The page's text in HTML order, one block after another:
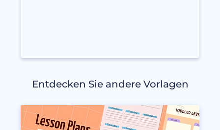
Entdecken Sie andere Vorlagen